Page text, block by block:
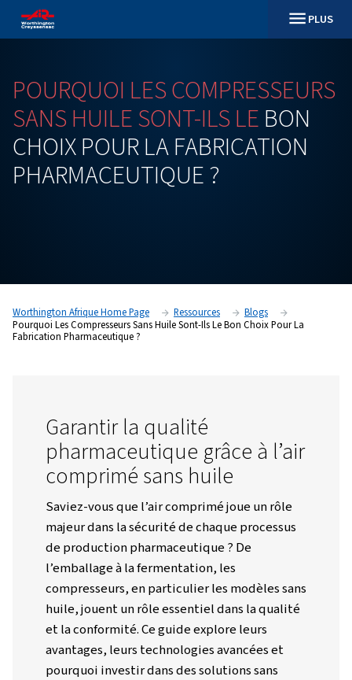
POURQUOILES
SANSHUILE SONT-ILSLE
CHOIXPOURLA
Fabrication Pharmaceutique ?
Garantir la qualité
pharmaceutique grâce à
comprimé sans huile
Saviez-vous que l’air comprimé joue un
majeur dans la sécurité de chaque